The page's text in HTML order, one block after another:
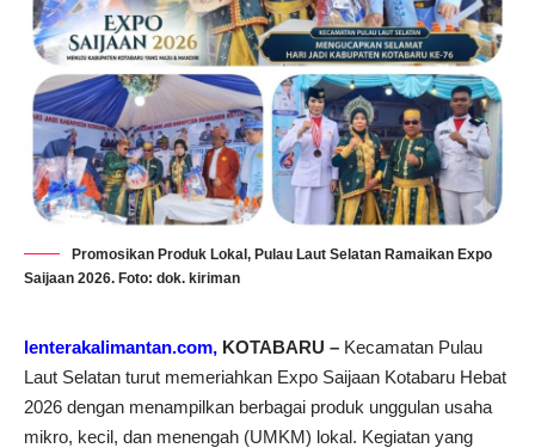
Promosikan Produk Lokal, Pulau Laut Selatan Ramaikan Expo
Saijaan 2026. Foto: dok. kiriman
lenterakalimantan.com, KOTABARU – Kecamatan Pulau
Laut Selatan turut memeriahkan Expo Saijaan Kotabaru Hebat
2026 dengan menampilkan berbagai produk unggulan usaha
mikro, kecil, dan menengah (UMKM) lokal. Kegiatan yang